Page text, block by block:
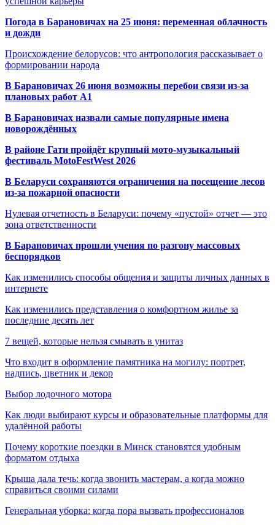
Погода в Барановичах на 25 июня: переменная облачность
и дожди
Происхождение белорусов: что антропология рассказывает о
формировании народа
В Барановичах 26 июня возможны перебои связи из-за
плановых работ A1
В Барановичах назвали самые популярные имена
новорождённых
В районе Гати пройдёт крупный мото-музыкальный
фестиваль MotoFestWest 2026
В Беларуси сохраняются ограничения на посещение лесов
из-за пожарной опасности
Нулевая отчетность в Беларуси: почему «пустой» отчет — это
зона ответственности
В Барановичах прошли учения по разгону массовых
беспорядков
Как изменились способы общения и защиты личных данных в
интернете
Как изменились представления о комфортном жилье за
последние десять лет
7 вещей, которые нельзя смывать в унитаз
Что входит в оформление памятника на могилу: портрет,
надпись, цветник и декор
Выбор лодочного мотора
Как люди выбирают курсы и образовательные платформы для
удалённой работы
Почему короткие поездки в Минск становятся удобным
форматом отдыха
Крыша дала течь: когда звонить мастерам, а когда можно
справиться своими силами
Генеральная уборка: когда пора вызвать профессионалов